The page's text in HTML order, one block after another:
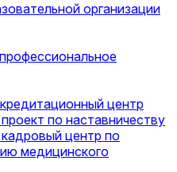
организации
центр
по наставничеству
центр по
медицинского